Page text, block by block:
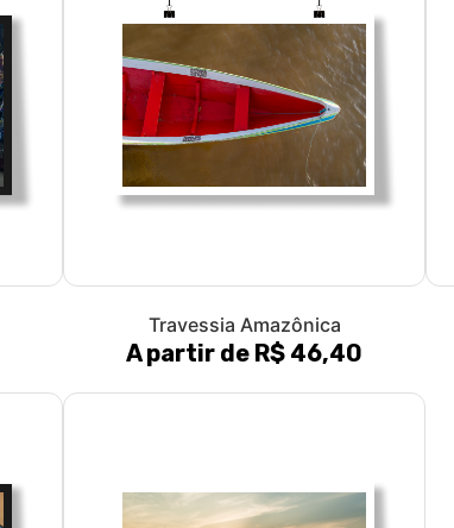
Travessia Amazônica
A partir de R$ 46,40